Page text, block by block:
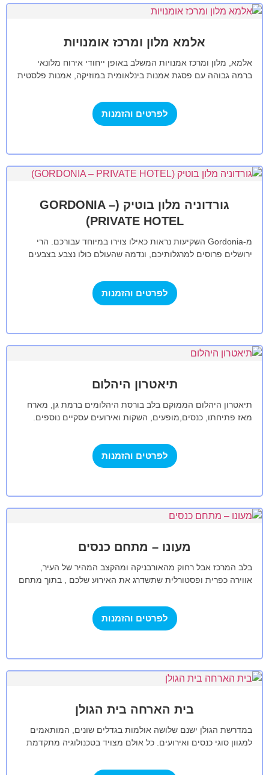
אלמא מלון ומרכז אומנויות
אלמא, מלון ומרכז אמנויות המשלב באופן ייחודי אירוח מלונאי
ברמה גבוהה עם פסגת אמנות בינלאומית במוזיקה, אמנות פלסטית
לפרטים והזמנות
גורדוניה מלון בוטיק (GORDONIA –
PRIVATE HOTEL)
מ-Gordonia השקיעות נראות כאילו צוירו במיוחד עבורכם. הרי
ירושלים פרוסים למרגלותיכם, ונדמה שהעולם כולו נצבע בצבעים
לפרטים והזמנות
תיאטרון היהלום
תיאטרון היהלום הממוקם בלב בורסת היהלומים ברמת גן, מארח
מאז פתיחתו, כנסים,מופעים, השקות ואירועים עסקיים נוספים.
לפרטים והזמנות
מעונו – מתחם כנסים
בלב המרכז אבל רחוק מהאורבניקה ומהקצב המהיר של העיר,
אווירה כפרית ופסטורלית שתשדרג את האירוע שלכם , בתוך מתחם
לפרטים והזמנות
בית הארחה בית הגולן
במדרשת הגולן ישנם שלושה אולמות בגדלים שונים, המותאמים
למגוון סוגי כנסים ואירועים. כל אולם מצויד בטכנולוגיה מתקדמת